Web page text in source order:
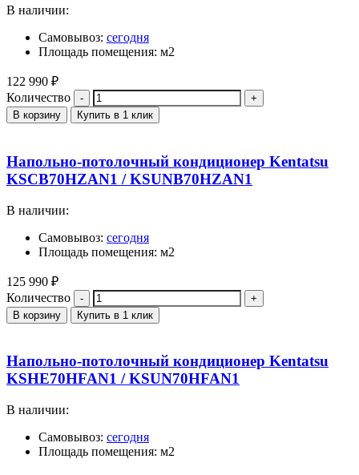
В наличии:
Самовывоз: сегодня
Площадь помещения: м2
122 990 ₽
Количество
В корзину Купить в 1 клик
Напольно-потолочный кондиционер Kentatsu
KSCB70HZAN1 / KSUNB70HZAN1
В наличии:
Самовывоз: сегодня
Площадь помещения: м2
125 990 ₽
Количество
В корзину Купить в 1 клик
Напольно-потолочный кондиционер Kentatsu
KSHE70HFAN1 / KSUN70HFAN1
В наличии:
Самовывоз: сегодня
Площадь помещения: м2